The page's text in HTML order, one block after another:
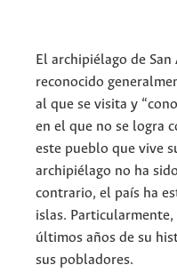
El archipiélago de
reconocido
al que se visita y
en el que no se logra
este pueblo que vive
archipiélago no ha
contrario, el país ha
islas.
últimos años de su
sus pobladores.